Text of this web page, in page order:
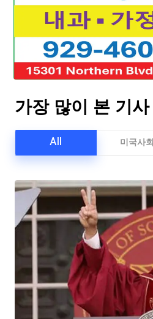
가장 많이 본 기사
All 미국사회